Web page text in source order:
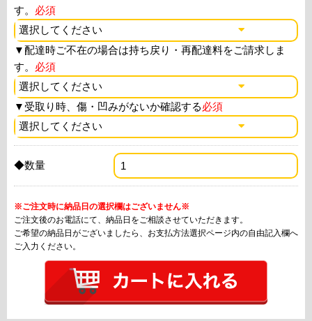
す。 必須
▼配達時ご不在の場合は持ち戻り・再配達料をご請求しま
す。 必須
▼ 受取り時、傷・凹みがないか確認する必須
◆数量
※ご注文時に納品日の選択欄はございません※
ご注文後のお電話にて、納品日をご相談させていただきます。
ご希望の納品日がございましたら、お支払方法選択ページ内の自由記入欄へ
ご入力ください。